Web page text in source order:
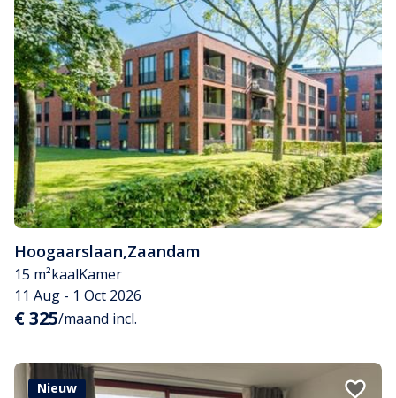
Hoogaarslaan,Zaandam
15 m²kaalKamer
11 Aug - 1 Oct 2026
€ 325/maand incl.
Nieuw